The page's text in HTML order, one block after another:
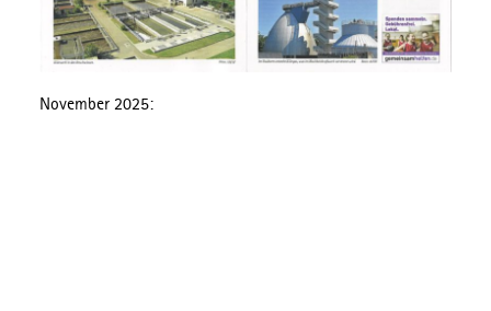
November 2025: